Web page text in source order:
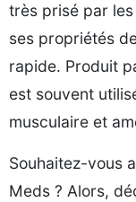
très prisé par
ses propriétés
rapide. Produit
est souvent
musculaire et
Souhaitez-vous
Meds ? Alors,